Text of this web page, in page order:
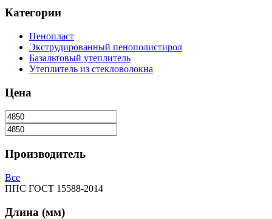
Категории
Пенопласт
Экструдированный пенополистирол
Базальтовый утеплитель
Утеплитель из стекловолокна
Цена
Производитель
Все
ППС ГОСТ 15588-2014
Длина (мм)